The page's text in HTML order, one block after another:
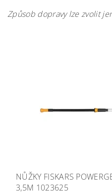
Způsob dopravy lze zvolit
NŮŽKY FISKARS
3,5M 1023625